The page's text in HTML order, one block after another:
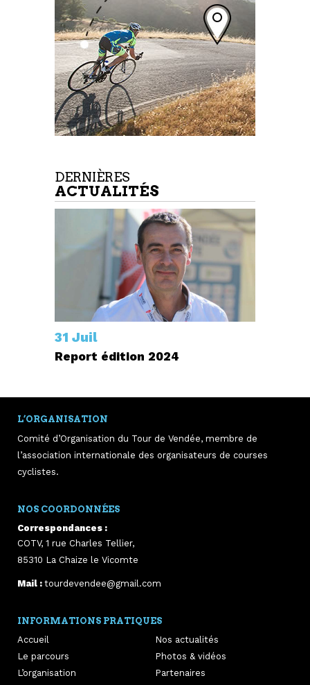
DERNIÈRES
ACTUALITÉS
31 Juil
Report édition 2024
L’ORGANISATION
Comité d’Organisation du Tour de Vendée, membre de
l’association internationale des organisateurs de courses
cyclistes.
NOS COORDONNÉES
Correspondances :
COTV, 1 rue Charles Tellier,
85310 La Chaize le Vicomte
Mail : tourdevendee@gmail.com
INFORMATIONS PRATIQUES
Accueil
Nos actualités
Le parcours
Photos & vidéos
L’organisation
Partenaires